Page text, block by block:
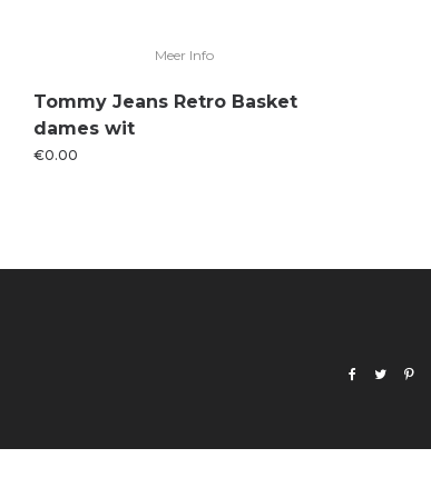
Meer Info
Tommy Jeans Retro Basket
dames wit
€0.00